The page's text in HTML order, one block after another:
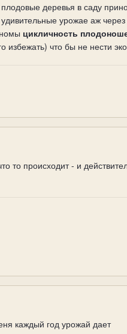
деревья в саду
урожае аж
цикличность
что бы не нести
происходит - и
каждый год урожай дает